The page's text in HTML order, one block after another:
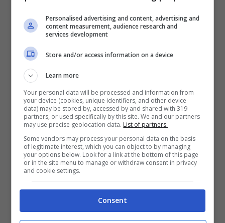
stata appena passata di categoria, che ha
appena vinto il suo primo successo sul LET
proprio in Spagna.
Lacoste Ladies Open de
France, c’è Carta per l’Italia
Ci sono altre possibili protagoniste come
Maria Hernandez, spagnola, l’inglese
Gabriella Cowley e le svedesi Sofie Bringner
e Lisa Pettersson. Senza dimenticare Laura
Fuenfstueck, la ceca Sara Kouskova. In
Personalised advertising and content, advertising and
content measurement, audience research and
services development
Store and/or access information on a device
Learn more
Your personal data will be processed and information from
your device (cookies, unique identifiers, and other device
data) may be stored by, accessed by and shared with 319
partners, or used specifically by this site. We and our partners
may use precise geolocation data. List of partners.
Some vendors may process your personal data on the basis
of legitimate interest, which you can object to by managing
your options below. Look for a link at the bottom of this page
or in the site menu to manage or withdraw consent in privacy
and cookie settings.
Consent